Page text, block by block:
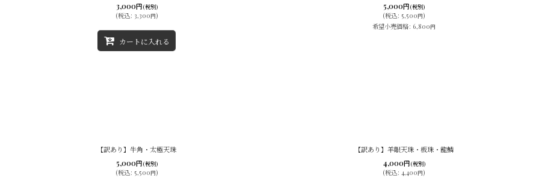
3,000円(税別)
(税込: 3,300円)
カートに入れる
5,000円 (税別)
(税込: 5,500円)
希望小売価格: 6,800円
【訳あり】牛角・太極天珠
5,000円(税別)
(税込: 5,500円)
【訳あり】羊眼天珠・板珠・龍鱗
4,000円(税別)
(税込: 4,400円)